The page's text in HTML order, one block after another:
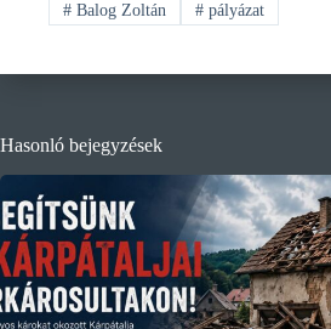
#Balog Zoltán #pályázat
Hasonló bejegyzések